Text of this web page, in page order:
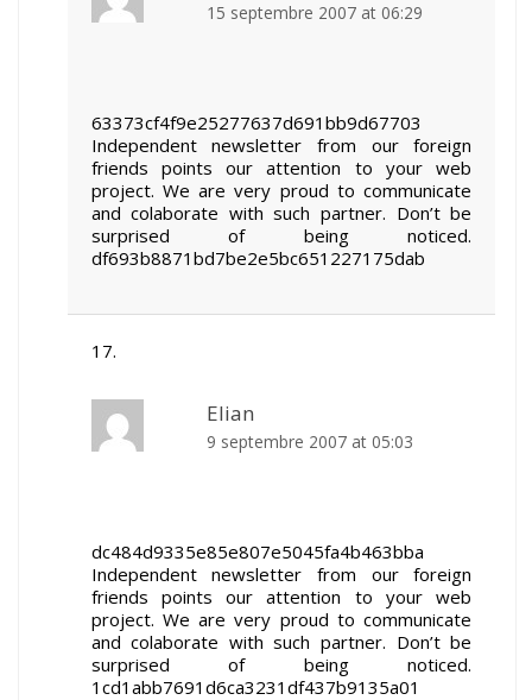
15 septembre 2007 at 06:29
63373cf4f9e25277637d691bb9d67703
Independent newsletter from our foreign
friends points our attention to your web
project. We are very proud to communicate
and colaborate with such partner. Don’t be
surprised of being noticed.
df693b8871bd7be2e5bc651227175dab
Elian
9 septembre 2007 at 05:03
dc484d9335e85e807e5045fa4b463bba
Independent newsletter from our foreign
friends points our attention to your web
project. We are very proud to communicate
and colaborate with such partner. Don’t be
surprised of being noticed.
1cd1abb7691d6ca3231df437b9135a01